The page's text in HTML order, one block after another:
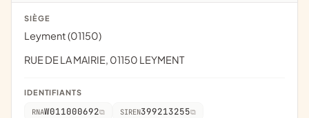
SIÈGE
Leyment (01150)
RUE DE LA MAIRIE, 01150 LEYMENT
IDENTIFIANTS
RNAW011000692 SIREN399213255